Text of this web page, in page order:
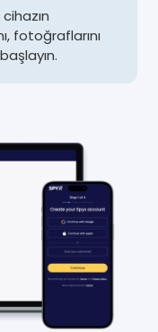
fotoğraflarını